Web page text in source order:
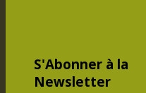
S'Abonner à la
Newsletter